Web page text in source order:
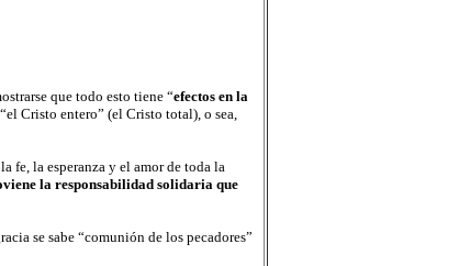
que todo esto tiene “efectos en la
Cristo entero” (el Cristo total), o sea,
fe, la esperanza y el amor de toda la
la responsabilidad solidaria que
se sabe “comunión de los pecadores”